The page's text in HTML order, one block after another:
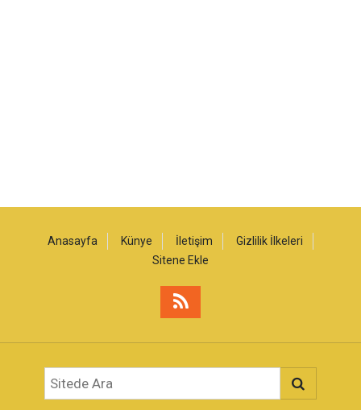
Anasayfa Künye İletişim
Gizlilik İlkeleri
Sitene Ekle